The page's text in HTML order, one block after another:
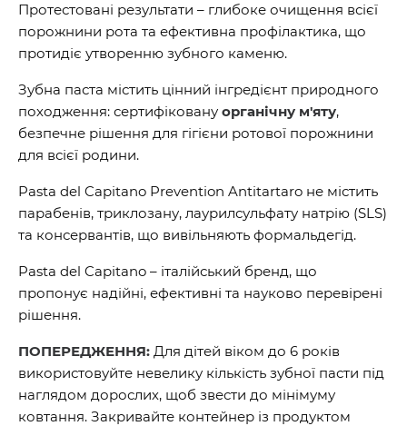
Протестовані результати – глибоке очищення всієї
порожнини рота та ефективна профілактика, що
протидіє утворенню зубного каменю.
Зубна паста містить цінний інгредієнт природного
походження: сертифіковану органічну м'яту,
безпечне рішення для гігієни ротової порожнини
для всієї родини.
Pasta del Capitano Prevention Antitartaro не містить
парабенів, триклозану, лаурилсульфату натрію (SLS)
та консервантів, що вивільняють формальдегід.
Pasta del Capitano – італійський бренд, що
пропонує надійні, ефективні та науково перевірені
рішення.
ПОПЕРЕДЖЕННЯ: Для дітей віком до 6 років
використовуйте невелику кількість зубної пасти під
наглядом дорослих, щоб звести до мінімуму
ковтання. Закривайте контейнер із продуктом